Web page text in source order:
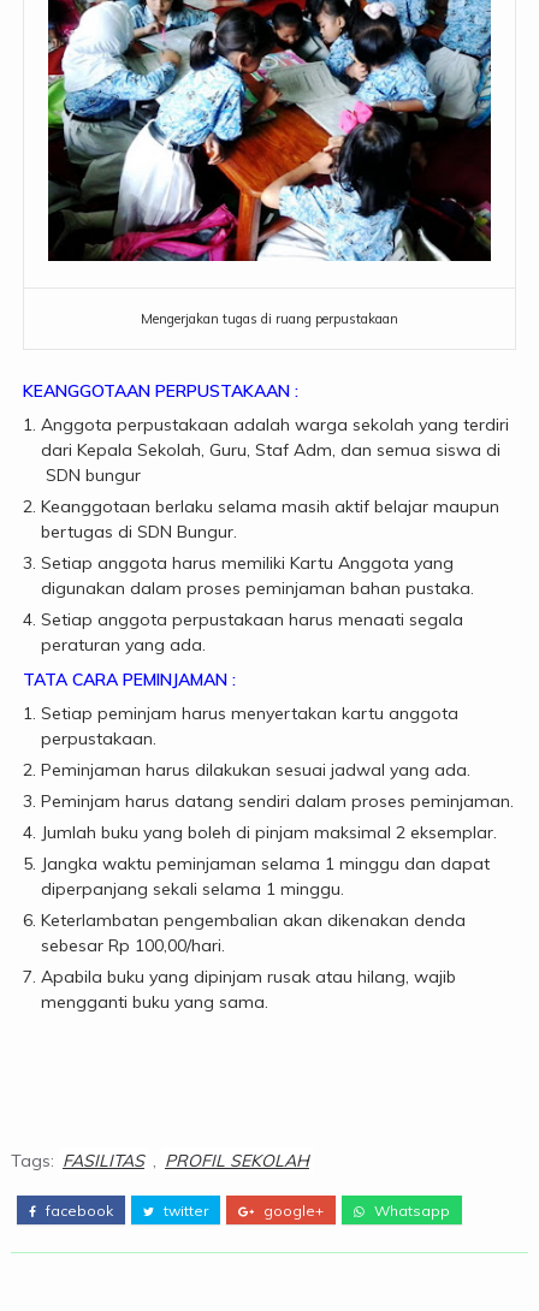
Mengerjakan tugas di ruang perpustakaan
KEANGGOTAAN PERPUSTAKAAN :
Anggota perpustakaan adalah warga sekolah yang terdiri
dari Kepala Sekolah, Guru, Staf Adm, dan semua siswa di
SDN bungur
Keanggotaan berlaku selama masih aktif belajar maupun
bertugas di SDN Bungur.
Setiap anggota harus memiliki Kartu Anggota yang
digunakan dalam proses peminjaman bahan pustaka.
Setiap anggota perpustakaan harus menaati segala
peraturan yang ada.
TATA CARA PEMINJAMAN :
Setiap peminjam harus menyertakan kartu anggota
perpustakaan.
Peminjaman harus dilakukan sesuai jadwal yang ada.
Peminjam harus datang sendiri dalam proses peminjaman.
Jumlah buku yang boleh di pinjam maksimal 2 eksemplar.
Jangka waktu peminjaman selama 1 minggu dan dapat
diperpanjang sekali selama 1 minggu.
Keterlambatan pengembalian akan dikenakan denda
sebesar Rp 100,00/hari.
Apabila buku yang dipinjam rusak atau hilang, wajib
mengganti buku yang sama.
Tags: FASILITAS , PROFIL SEKOLAH
facebook twitter google+ Whatsapp